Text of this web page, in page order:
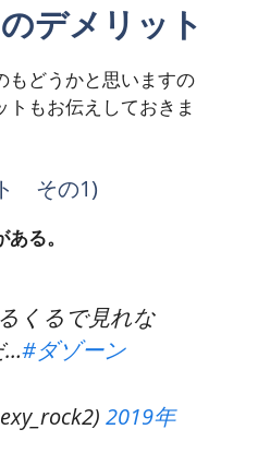
デメリット
もどうかと思いますの
ト もお伝えしておきま
その1)
る。
くるで見れな
…#ダゾーン
2019年